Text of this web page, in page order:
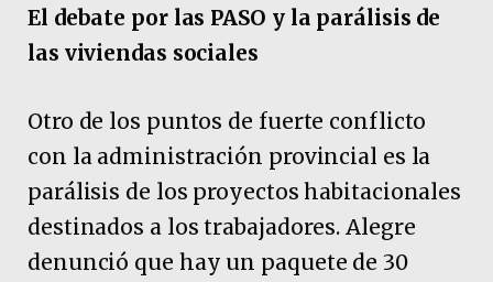
El debate por las PASO y la parálisis de
las viviendas sociales
Otro de los puntos de fuerte conflicto
con la administración provincial es la
parálisis de los proyectos habitacionales
destinados a los trabajadores. Alegre
denunció que hay un paquete de 30